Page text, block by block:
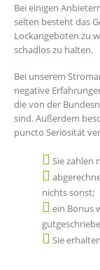
Bei einigen
selten besteht das
Lockangeboten zu
schadlos zu halten.
Bei unserem
negative
die von der
sind. Außerdem
puncto Seriosität
Sie zahlen
nichts sonst;
ein Bonus
Sie